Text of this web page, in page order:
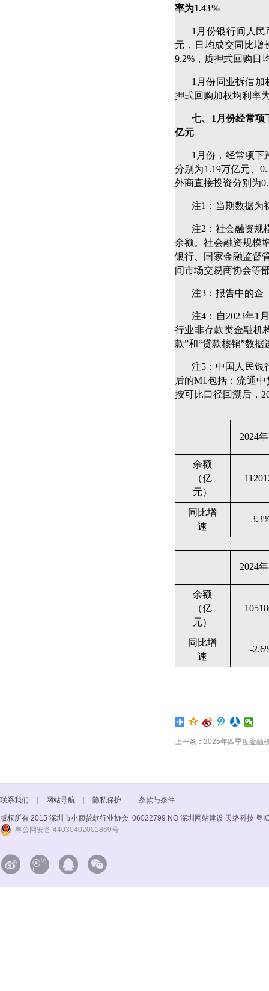
率为1.43%
1月份银行间人民
元，日均成交同比增
9.2%，质押式回购日
1月份同业拆借加
押式回购加权均利率
七、1月份经常项
亿元
1月份，经常项下
分别为1.19万亿元、
外商直接投资分别为
注1：当期数据为
注2：社会融资规
余额。社会融资规模
银行、国家金融监督
间市场交易商协会等
注3：报告中的企
注4：自2023年1
行业非存款类金融机
款”和“贷款核销”数据
注5：中国人民银
后的M1包括：流通
按可比口径回溯后，
2024
余额
（亿
元）
同比增
速
2024
余额
（亿
元）
同比增
速
-
上一条：2025年四季度金融
联系我们 网站导航 隐私保护 条款与条件
版权所有 2015 深圳市小额贷款行业协会 06022799 NO 深圳网站建设 天络科技 粤
粤公网安备 44030402001869号
   